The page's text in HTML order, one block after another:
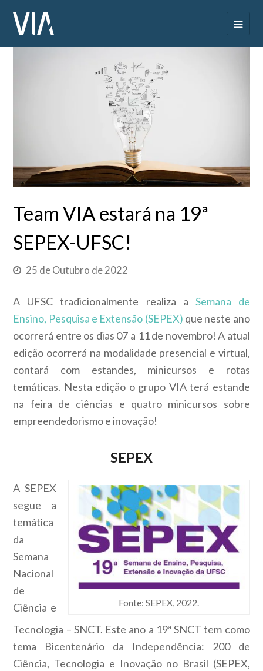
Team VIA estará na 19ª
SEPEX-UFSC!
25 de Outubro de 2022
A UFSC tradicionalmente realiza a Semana de
Ensino, Pesquisa e Extensão (SEPEX) que neste ano
ocorrerá entre os dias 07 a 11 de novembro! A atual
edição ocorrerá na modalidade presencial e virtual,
contará com estandes, minicursos e rotas
temáticas. Nesta edição o grupo VIA terá estande
na feira de ciências e quatro minicursos sobre
empreendedorismo e inovação!
SEPEX
Fonte: SEPEX, 2022.
A SEPEX
segue a
temática
da
Semana
Nacional
de
Ciência e
Tecnologia – SNCT. Este ano a 19ª SNCT tem como
tema Bicentenário da Independência: 200 de
Ciência, Tecnologia e Inovação no Brasil (SEPEX,